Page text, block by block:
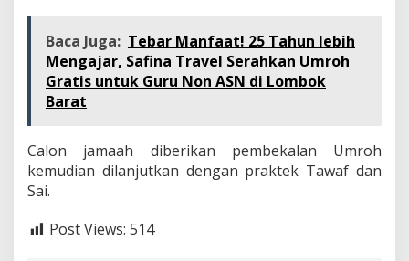
Baca Juga: Tebar Manfaat! 25 Tahun lebih
Mengajar, Safina Travel Serahkan Umroh
Gratis untuk Guru Non ASN di Lombok
Barat
Calon jamaah diberikan pembekalan Umroh
kemudian dilanjutkan dengan praktek Tawaf dan
Sai.
Post Views: 514